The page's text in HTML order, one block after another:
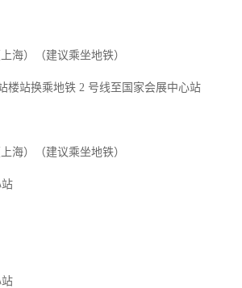
海）（建议乘坐地铁）
楼站换乘地铁 2 号线至国家会展中心站
海）（建议乘坐地铁）